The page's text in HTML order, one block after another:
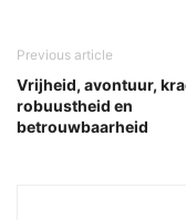
Previous article
Vrijheid, avontuur,
robuustheid en
betrouwbaarheid